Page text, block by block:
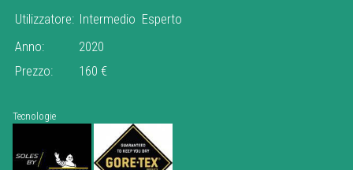
Utilizzatore: Intermedio Esperto
Anno:
2020
Prezzo:
160 €
Tecnologie